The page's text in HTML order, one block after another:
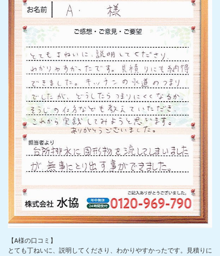
【A様の口コミ】
とても丁ねいに、説明してくださり、わかりやすかったです。見積りに